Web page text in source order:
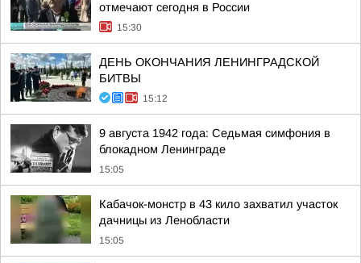
отмечают сегодня в России
15:30
ДЕНЬ ОКОНЧАНИЯ ЛЕНИНГРАДСКОЙ
БИТВЫ
15:12
9 августа 1942 года: Седьмая симфония в
блокадном Ленинграде
15:05
Кабачок-монстр в 43 кило захватил участок
дачницы из Ленобласти
15:05